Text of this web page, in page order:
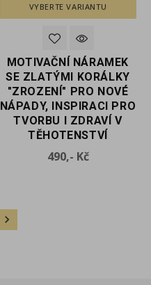
VYBERTE VARIANTU
MOTIVAČNÍ NÁRAMEK
SE ZLATÝMI KORÁLKY
"ZROZENÍ" PRO NOVÉ
NÁPADY, INSPIRACI PRO
TVORBU I ZDRAVÍ V
TĚHOTENSTVÍ
490,- KčCena